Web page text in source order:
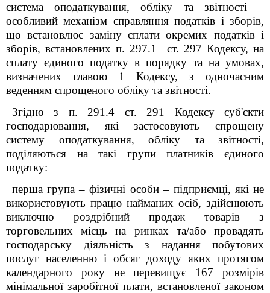
система оподаткування, обліку та звітності –
особливий механізм справляння податків і зборів,
що встановлює заміну сплати окремих податків і
зборів, встановлених п. 297.1 ст. 297 Кодексу, на
сплату єдиного податку в порядку та на умовах,
визначених главою 1 Кодексу, з одночасним
веденням спрощеного обліку та звітності.
Згідно з п. 291.4 ст. 291 Кодексу суб'єкти
господарювання, які застосовують спрощену
систему оподаткування, обліку та звітності,
поділяються на такі групи платників єдиного
податку:
перша група – фізичні особи– підприємці, які не
використовують працю найманих осіб, здійснюють
виключно роздрібний продаж товарів з
торговельних місць на ринках та/або провадять
господарську діяльність з надання побутових
послуг населенню і обсяг доходу яких протягом
календарного року не перевищує 167 розмірів
мінімальної заробітної плати, встановленої законом